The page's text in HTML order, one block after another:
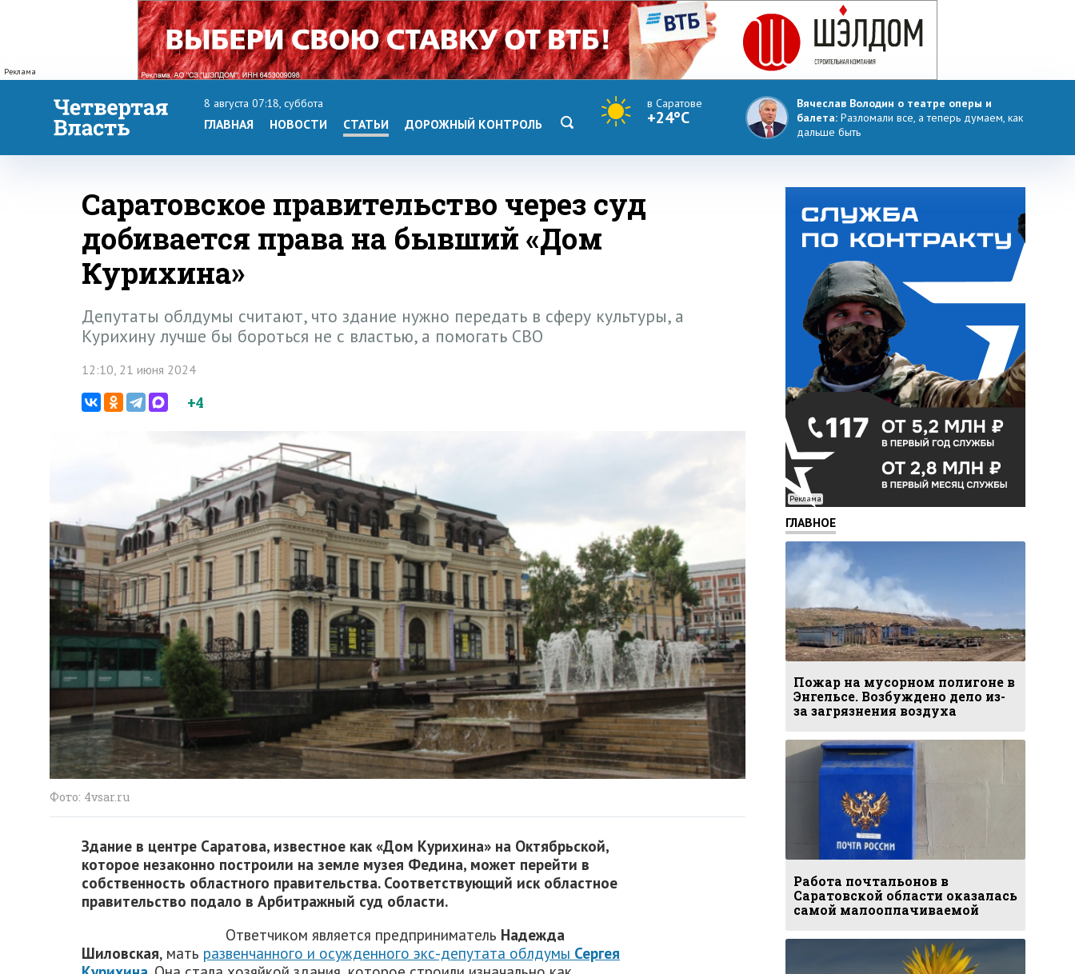
Реклама
8 августа 07:18, суббота
ГЛАВНАЯ НОВОСТИ СТАТЬИ ДОРОЖНЫЙ КОНТРОЛЬ
в Саратове
+24°C
Вячеслав Володин о театре оперы и
балета: Разломали все, а теперь думаем, как
дальше быть
Саратовское правительство через суд
добивается права на бывший «Дом
Курихина»
Депутаты облдумы считают, что здание нужно передать в сферу культуры, а
Курихину лучше бы бороться не с властью, а помогать СВО
12:10, 21 июня 2024
+4
Фото: 4vsar.ru
Здание в центре Саратова, известное как «Дом Курихина» на Октябрьской,
которое незаконно построили на земле музея Федина, может перейти в
собственность областного правительства. Соответствующий иск областное
правительство подало в Арбитражный суд области.
Ответчиком является предприниматель Надежда
Шиловская, мать развенчанного и осужденного экс-депутата облдумы Сергея
Реклама
ГЛАВНОЕ
Пожар на мусорном полигоне в
Энгельсе. Возбуждено дело из-
за загрязнения воздуха
Работа почтальонов в
Саратовской области оказалась
самой малооплачиваемой